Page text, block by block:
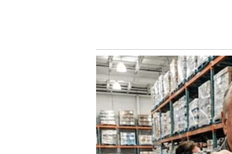
final da Copa São Paulo de Futebol Júnior. Em
marcando quatro vezes em três clássicos – uma
versus o Corinthians, todas válida pelo
Notícias Relacionadas